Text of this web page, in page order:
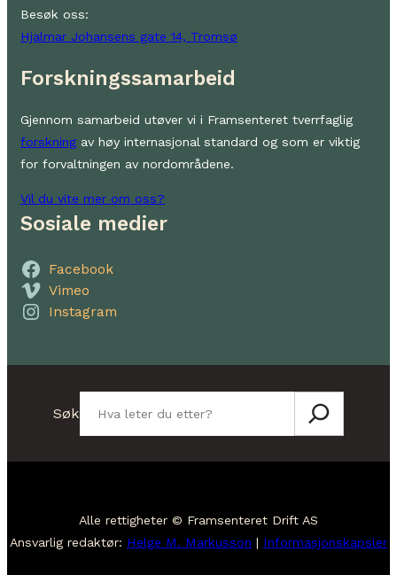
Besøk oss:
Hjalmar Johansens gate 14, Tromsø
Forskningssamarbeid
Gjennom samarbeid utøver vi i Framsenteret tverrfaglig
forskning av høy internasjonal standard og som er viktig
for forvaltningen av nordområdene.
Vil du vite mer om oss?
Sosiale medier
Facebook
Vimeo
Instagram
Søk
Alle rettigheter © Framsenteret Drift AS
Ansvarlig redaktør: Helge M. Markusson | Informasjonskapsler